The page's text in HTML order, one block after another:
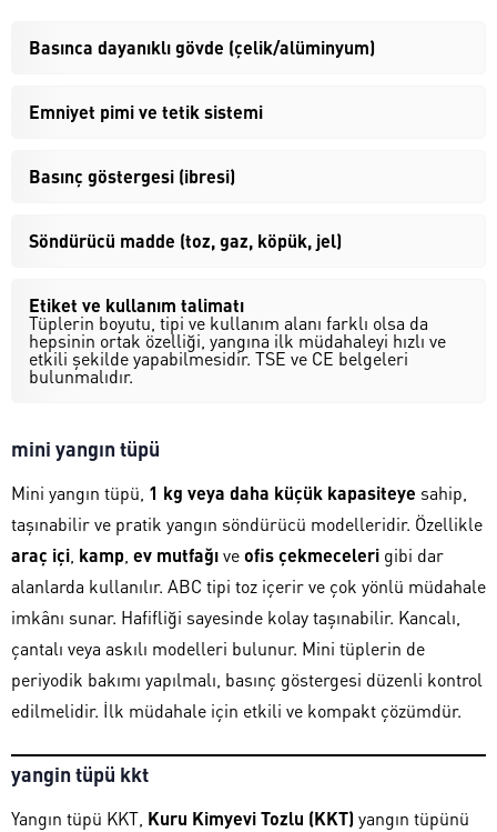
Basınca dayanıklı gövde (çelik/alüminyum)
Emniyet pimi ve tetik sistemi
Basınç göstergesi (ibresi)
Söndürücü madde (toz, gaz, köpük, jel)
Etiket ve kullanım talimatı
Tüplerin boyutu, tipi ve kullanım alanı farklı olsa da
hepsinin ortak özelliği, yangına ilk müdahaleyi hızlı ve
etkili şekilde yapabilmesidir. TSE ve CE belgeleri
bulunmalıdır.
mini yangın tüpü
Mini yangın tüpü, 1 kg veya daha küçük kapasiteye sahip,
taşınabilir ve pratik yangın söndürücü modelleridir. Özellikle
araç içi kamp ev mutfağıveofis çekmeceleri gibi dar
alanlarda kullanılır. ABC tipi toz içerir ve çok yönlü müdahale
imkânı sunar. Hafifliği sayesinde kolay taşınabilir. Kancalı,
çantalı veya askılı modelleri bulunur. Mini tüplerin de
periyodik bakımı yapılmalı, basınç göstergesi düzenli kontrol
edilmelidir. İlk müdahale için etkili ve kompakt çözümdür.
yangin tüpü kkt
Yangın tüpü KKT, Kuru Kimyevi Tozlu (KKT) yangın tüpünü